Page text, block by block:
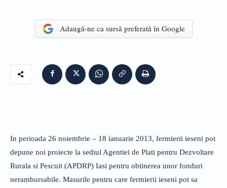
Adaugă-ne ca sursă preferată în Google
In perioada 26 noiembrie – 18 ianuarie 2013, fermierii ieseni pot
depune noi proiecte la sediul Agentiei de Plati pentru Dezvoltare
Rurala si Pescuit (APDRP) Iasi pentru obtinerea unor fonduri
nerambursabile. Masurile pentru care fermierii ieseni pot sa